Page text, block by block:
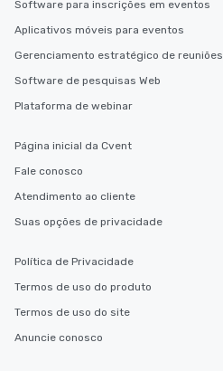
Software para inscrições em eventos
Aplicativos móveis para eventos
Gerenciamento estratégico de reuniões
Software de pesquisas Web
Plataforma de webinar
Página inicial da Cvent
Fale conosco
Atendimento ao cliente
Suas opções de privacidade
Política de Privacidade
Termos de uso do produto
Termos de uso do site
Anuncie conosco